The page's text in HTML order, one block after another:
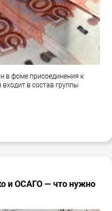
в фоме присоединения к
в состав группы
и ОСАГО — что нужно